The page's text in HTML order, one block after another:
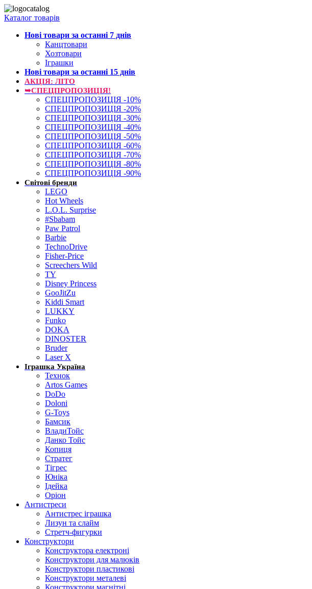
Каталог товарів
Нові товари за останнi 7 днiв
Канцтовари
Хозтовари
Іграшки
Нові товари за останнi 15 днiв
АКЦІЯ: ЛІТО
➥СПЕЦПРОПОЗИЦІЯ!
СПЕЦПРОПОЗИЦІЯ -10%
СПЕЦПРОПОЗИЦІЯ -20%
СПЕЦПРОПОЗИЦІЯ -30%
СПЕЦПРОПОЗИЦІЯ -40%
СПЕЦПРОПОЗИЦІЯ -50%
СПЕЦПРОПОЗИЦІЯ -60%
СПЕЦПРОПОЗИЦІЯ -70%
СПЕЦПРОПОЗИЦІЯ -80%
СПЕЦПРОПОЗИЦІЯ -90%
Світові бренди
LEGO
Hot Wheels
L.O.L. Surprise
#Sbabam
Paw Patrol
Barbie
TechnoDrive
Fisher-Price
Screechers Wild
TY
Disney Princess
GooJitZu
Kiddi Smart
LUKKY
Funko
DOKA
DINOSTER
Bruder
Laser X
Іграшка Україна
Технок
Artos Games
DoDo
Doloni
G-Toys
Бамсик
ВладиТойс
Данко Тойс
Копиця
Стратег
Тігрес
Юніка
Ідейка
Оріон
Антистреси
Антистрес іграшка
Лизун та слайм
Стретч-фигурки
Конструктори
Конструктора електроні
Конструктори для малюків
Конструктори пластикові
Конструктори металеві
Конструктори магнітні